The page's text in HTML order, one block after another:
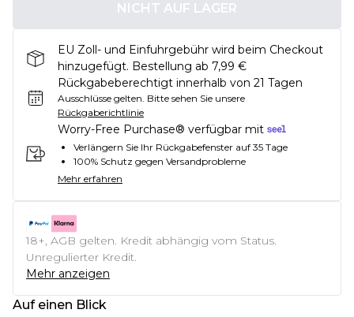
NICHT AUF LAGER
EU Zoll- und Einfuhrgebühr wird beim Checkout
hinzugefügt. Bestellung ab 7,99 €
Rückgabeberechtigt innerhalb von 21 Tagen
Ausschlüsse gelten. Bitte sehen Sie unsere
Rückgaberichtlinie
Worry-Free Purchase® verfügbar mit
Verlängern Sie Ihr Rückgabefenster auf 35 Tage
100% Schutz gegen Versandprobleme
Mehr erfahren
18+, AGB gelten. Kredit abhängig vom Status.
Unregulierter Kredit.
Mehr anzeigen
Auf einen Blick